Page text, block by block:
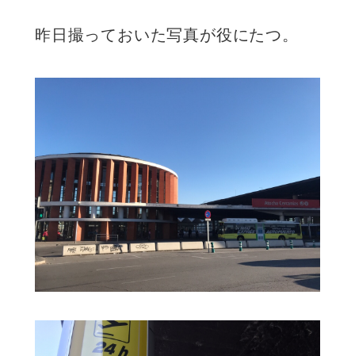
昨日撮っておいた写真が役にたつ。